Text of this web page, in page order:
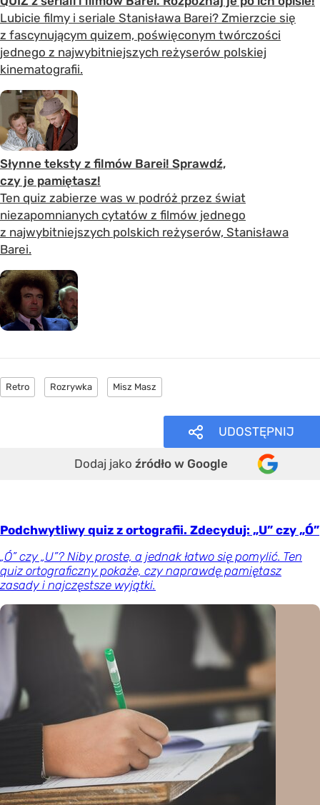
Lubicie filmy i seriale Stanisława Barei? Zmierzcie się
z fascynującym quizem, poświęconym twórczości
jednego z najwybitniejszych reżyserów polskiej
kinematografii.
Słynne teksty z filmów Barei! Sprawdź,
czy je pamiętasz!
Ten quiz zabierze was w podróż przez świat
niezapomnianych cytatów z filmów jednego
z najwybitniejszych polskich reżyserów, Stanisława
Barei.
Retro Rozrywka Misz Masz
UDOSTĘPNIJ
Dodaj jako źródło w Google
Podchwytliwy quiz z ortografii. Zdecyduj: „U” czy „Ó”
„Ó” czy „U”? Niby proste, a jednak łatwo się pomylić. Ten
quiz ortograficzny pokaże, czy naprawdę pamiętasz
zasady i najczęstsze wyjątki.